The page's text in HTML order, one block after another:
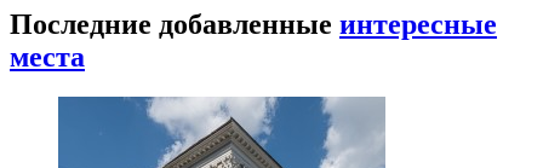
Последние добавленные интересные
места